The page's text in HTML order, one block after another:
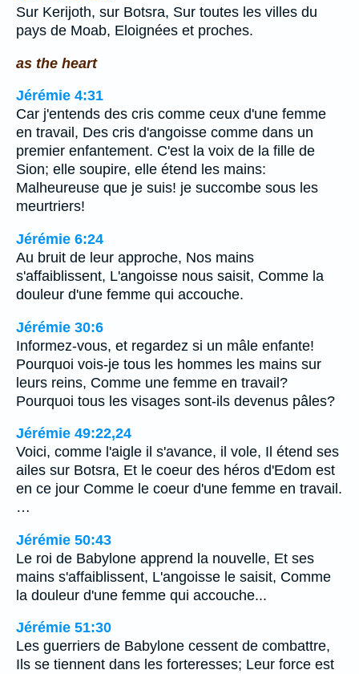
Sur Kerijoth, sur Botsra, Sur toutes les villes du
pays de Moab, Eloignées et proches.
as the heart
Jérémie 4:31
Car j'entends des cris comme ceux d'une femme
en travail, Des cris d'angoisse comme dans un
premier enfantement. C'est la voix de la fille de
Sion; elle soupire, elle étend les mains:
Malheureuse que je suis! je succombe sous les
meurtriers!
Jérémie 6:24
Au bruit de leur approche, Nos mains
s'affaiblissent, L'angoisse nous saisit, Comme la
douleur d'une femme qui accouche.
Jérémie 30:6
Informez-vous, et regardez si un mâle enfante!
Pourquoi vois-je tous les hommes les mains sur
leurs reins, Comme une femme en travail?
Pourquoi tous les visages sont-ils devenus pâles?
Jérémie 49:22,24
Voici, comme l'aigle il s'avance, il vole, Il étend ses
ailes sur Botsra, Et le coeur des héros d'Edom est
en ce jour Comme le coeur d'une femme en travail.
…
Jérémie 50:43
Le roi de Babylone apprend la nouvelle, Et ses
mains s'affaiblissent, L'angoisse le saisit, Comme
la douleur d'une femme qui accouche...
Jérémie 51:30
Les guerriers de Babylone cessent de combattre,
Ils se tiennent dans les forteresses; Leur force est